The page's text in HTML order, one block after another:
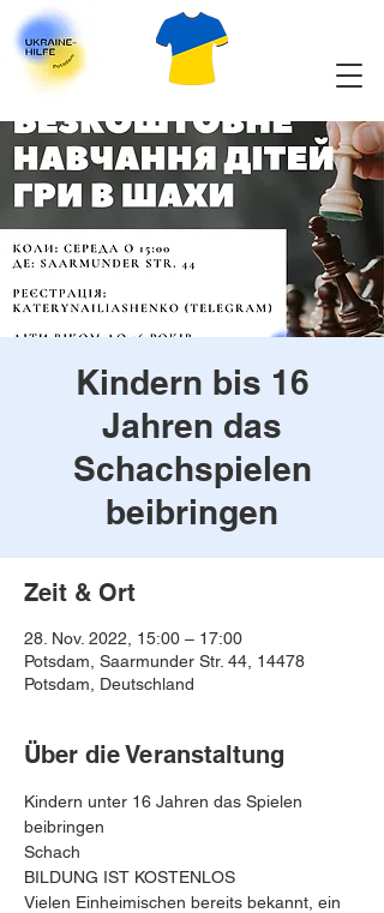
Kindern bis 16
Jahren das
Schachspielen
beibringen
Zeit & Ort
28. Nov. 2022, 15:00 – 17:00
Potsdam, Saarmunder Str. 44, 14478
Potsdam, Deutschland
Über die Veranstaltung
Kindern unter 16 Jahren das Spielen
beibringen
Schach
BILDUNG IST KOSTENLOS
Vielen Einheimischen bereits bekannt, ein